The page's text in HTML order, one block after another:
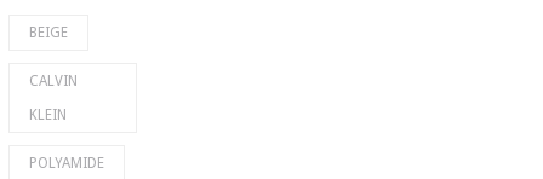
BEIGE
CALVIN
KLEIN
POLYAMIDE